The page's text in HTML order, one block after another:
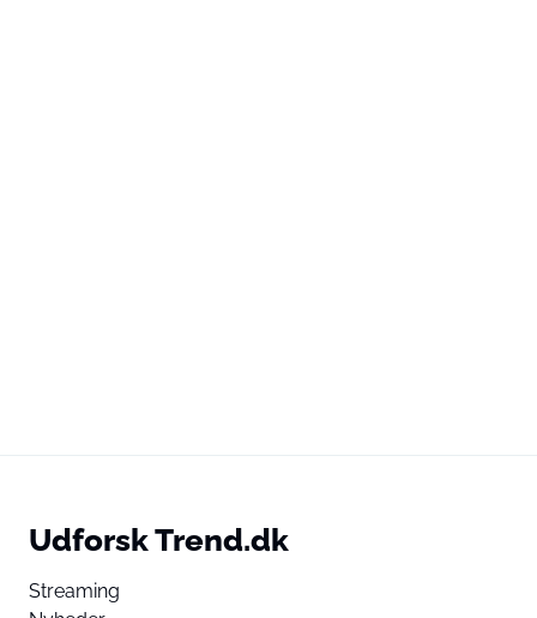
Udforsk Trend.dk
Streaming